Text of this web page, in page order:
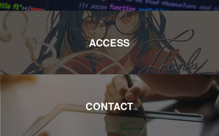
ACCESS
CONTACT